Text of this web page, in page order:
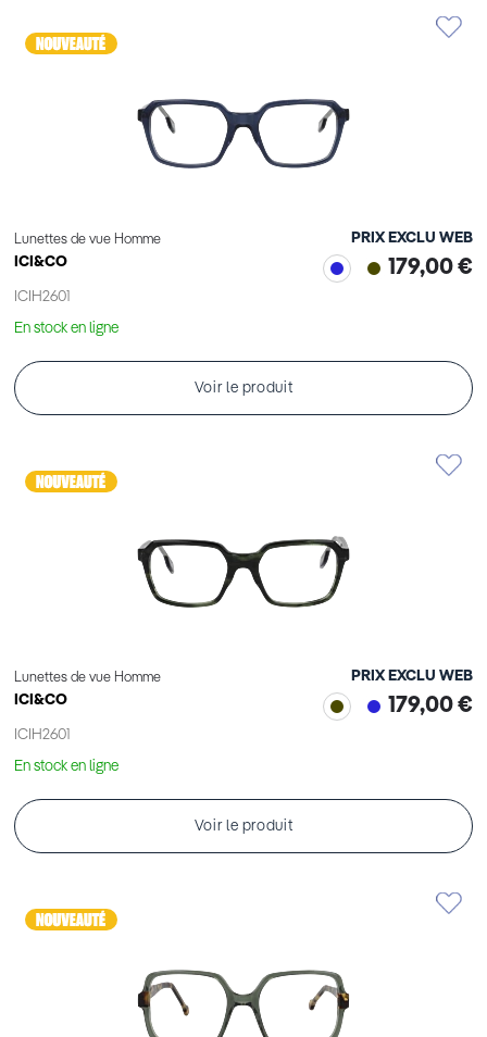
Lunettes de vue Homme
ICI&CO
ICIH2601
PRIX EXCLU WEB
179,00 €
En stock en ligne
Voir le produit
Lunettes de vue Homme
ICI&CO
ICIH2601
PRIX EXCLU WEB
179,00 €
En stock en ligne
Voir le produit